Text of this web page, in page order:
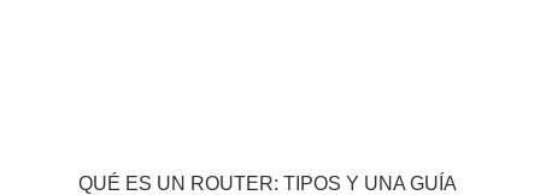
QUÉ ES UN ROUTER: TIPOS Y UNA GUÍA